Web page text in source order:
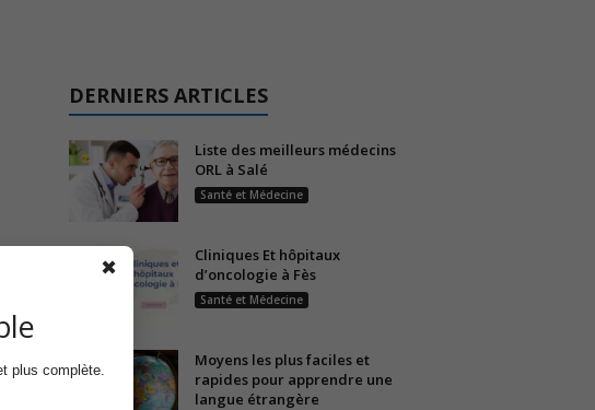
✖
plus complète.
DERNIERS ARTICLES
Liste des meilleurs médecins
ORL à Salé
Santé et Médecine
Cliniques Et hôpitaux
d’oncologie à Fès
Santé et Médecine
Moyens les plus faciles et
rapides pour apprendre une
langue étrangère